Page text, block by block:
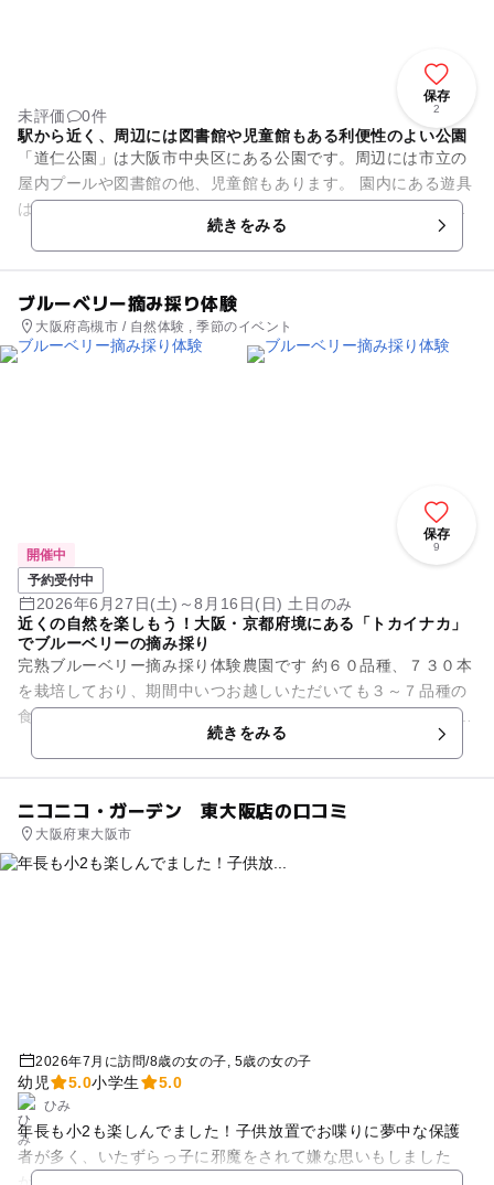
保存
2
未評価
0件
駅から近く、周辺には図書館や児童館もある利便性のよい公園
「道仁公園」は大阪市中央区にある公園です。周辺には市立の
屋内プールや図書館の他、児童館もあります。 園内にある遊具
は、すべり台と大型の複合健康遊具。広い広場ではサッカーや
続きをみる
ブルーベリー摘み採り体験
大阪府高槻市 / 自然体験 , 季節のイベント
保存
9
開催中
予約受付中
2026年6月27日(土)～8月16日(日) 土日のみ
近くの自然を楽しもう！大阪・京都府境にある「トカイナカ」
でブルーベリーの摘み採り
完熟ブルーベリー摘み採り体験農園です 約６０品種、７３０本
を栽培しており、期間中いつお越しいただいても３～７品種の
食べ較べができます 予約制・時間制限が無いのでゆっくりお楽
続きをみる
ニコニコ・ガーデン 東大阪店の口コミ
大阪府東大阪市
2026年7月に訪問/8歳の女の子 5歳の女の子
幼児 5.0小学生 5.0
ひみ
年長も小2も楽しんでました！子供放置でお喋りに夢中な保護
者が多く、いたずらっ子に邪魔をされて嫌な思いもしました